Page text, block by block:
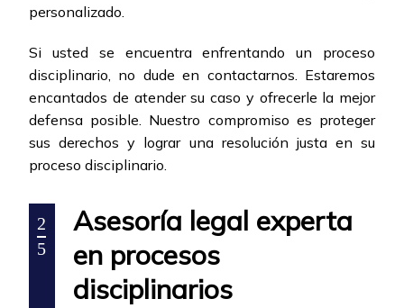
personalizado.
Si usted se encuentra enfrentando un proceso
disciplinario, no dude en contactarnos. Estaremos
encantados de atender su caso y ofrecerle la mejor
defensa posible. Nuestro compromiso es proteger
sus derechos y lograr una resolución justa en su
proceso disciplinario.
2
5
Asesoría legal experta
en procesos
disciplinarios